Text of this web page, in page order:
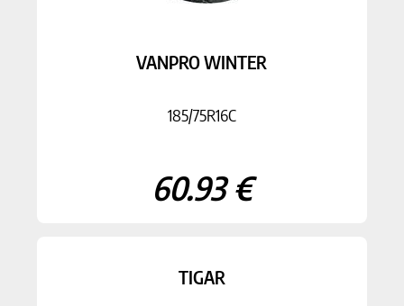
VANPRO WINTER
185/75R16C
60.93 €
TIGAR